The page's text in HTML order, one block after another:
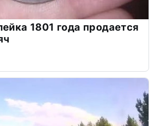
1801 года продается